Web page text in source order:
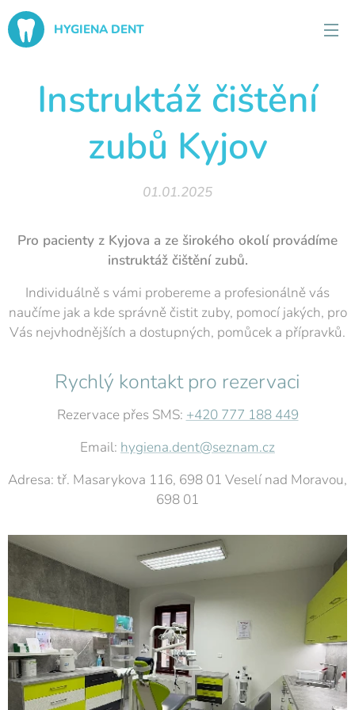
HYGIENA DENT
Instruktáž čištění
zubů Kyjov
01.01.2025
Pro pacienty z Kyjova a ze širokého okolí provádíme
instruktáž čištění zubů.
Individuálně s vámi probereme a profesionálně vás
naučíme jak a kde správně čistit zuby, pomocí jakých, pro
Vás nejvhodnějších a dostupných, pomůcek a přípravků.
Rychlý kontakt pro rezervaci
Rezervace přes SMS: +420 777 188 449
Email: hygiena.dent@seznam.cz
Adresa: tř. Masarykova 116, 698 01 Veselí nad Moravou,
698 01